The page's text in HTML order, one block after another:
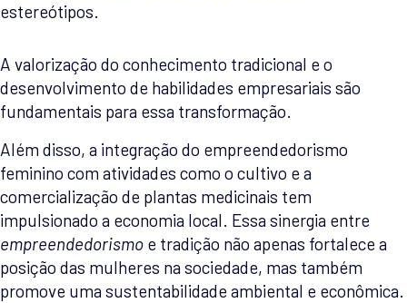
estereótipos.
A valorização do conhecimento tradicional e o
desenvolvimento de habilidades empresariais são
fundamentais para essa transformação.
Além disso, a integração do empreendedorismo
feminino com atividades como o cultivo e a
comercialização de plantas medicinais tem
impulsionado a economia local. Essa sinergia entre
empreendedorismo e tradição não apenas fortalece a
posição das mulheres na sociedade, mas também
promove uma sustentabilidade ambiental e econômica.